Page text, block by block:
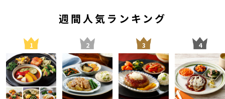
週間人気ランキング
1 2 3 4